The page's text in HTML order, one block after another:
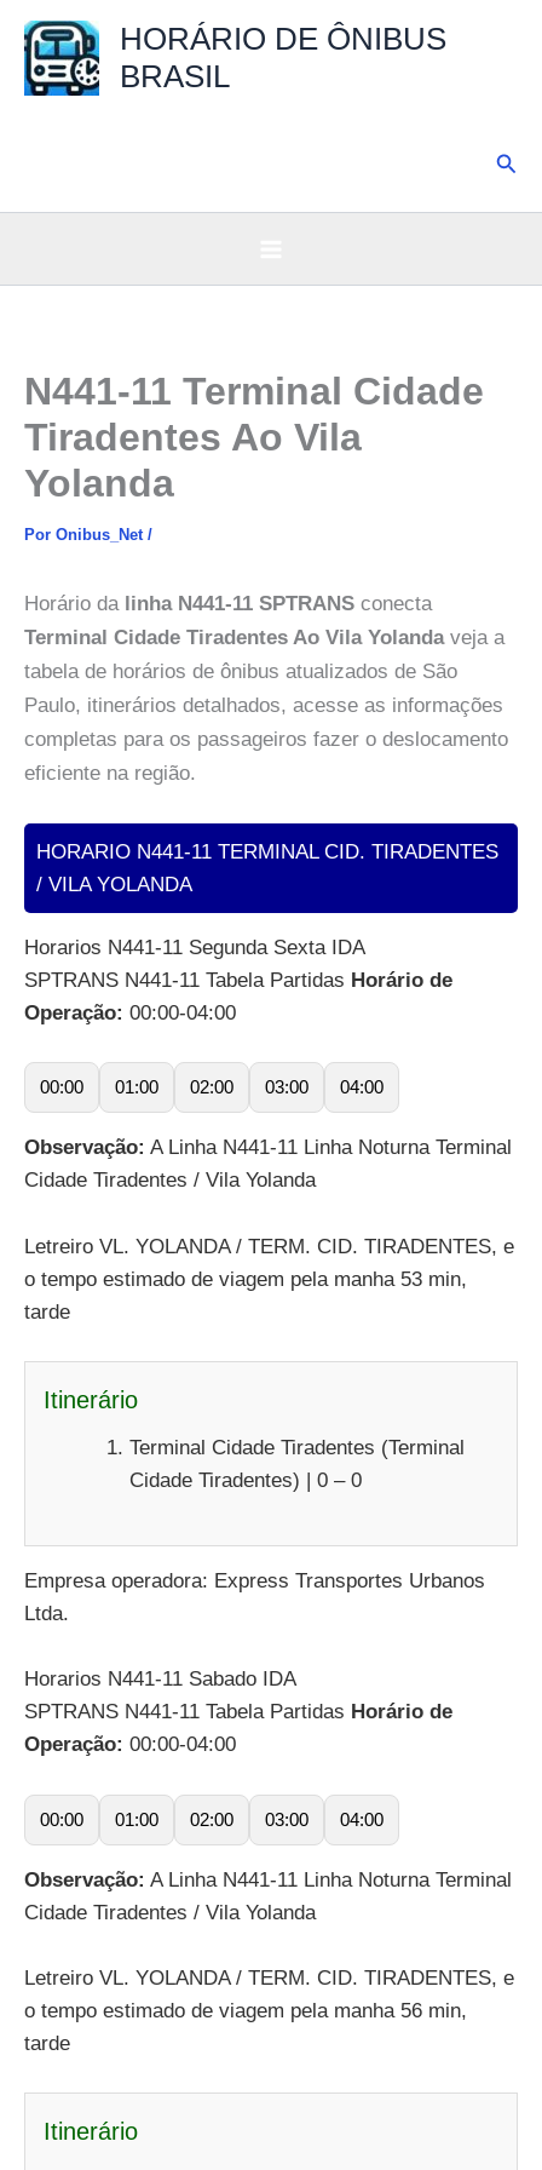
para
HORÁRIO DE ÔNIBUS
BRASIL
N441-11 Terminal Cidade
Tiradentes Ao Vila
Yolanda
Por Onibus_Net /
Horário da linha N441-11 SPTRANS conecta
Terminal Cidade Tiradentes Ao Vila Yolandaveja a
tabela de horários de ônibus atualizados de São
Paulo, itinerários detalhados, acesse as informações
completas para os passageiros fazer o deslocamento
eficiente na região.
HORARIO N441-11 TERMINAL CID. TIRADENTES
/ VILA YOLANDA
Horarios N441-11 Segunda Sexta IDA
SPTRANS N441-11 Tabela Partidas Horário de
Operação: 00:00-04:00
00:00 01:00 02:00 03:00 04:00
Observação: A Linha N441-11 Linha Noturna Terminal
Cidade Tiradentes / Vila Yolanda
Letreiro VL. YOLANDA / TERM. CID. TIRADENTES, e
o tempo estimado de viagem pela manha 53 min,
tarde
Itinerário
Terminal Cidade Tiradentes (Terminal
Cidade Tiradentes) | 0 – 0
Empresa operadora: Express Transportes Urbanos
Ltda.
Horarios N441-11 Sabado IDA
SPTRANS N441-11 Tabela Partidas Horário de
Operação: 00:00-04:00
00:00 01:00 02:00 03:00 04:00
Observação: A Linha N441-11 Linha Noturna Terminal
Cidade Tiradentes / Vila Yolanda
Letreiro VL. YOLANDA / TERM. CID. TIRADENTES, e
o tempo estimado de viagem pela manha 56 min,
tarde
Itinerário